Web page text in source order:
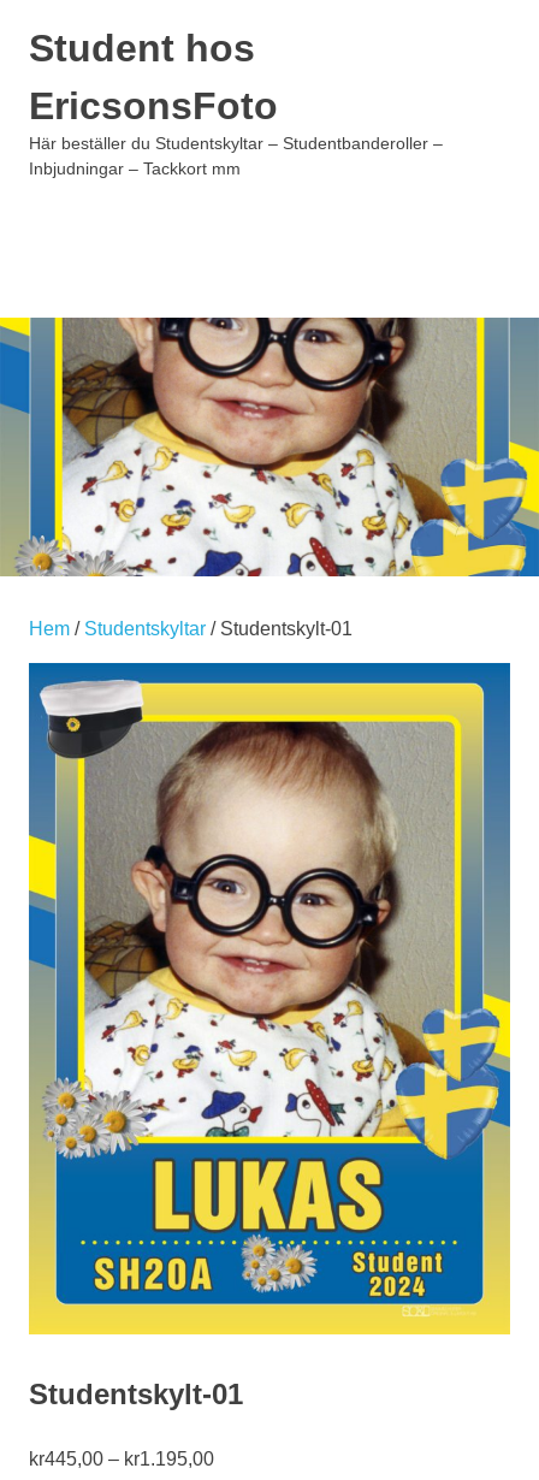
Student hos
EricsonsFoto
Här beställer du Studentskyltar – Studentbanderoller –
Inbjudningar – Tackkort mm
Hem / Studentskyltar / Studentskylt-01
Studentskylt-01
kr445,00 – kr1.195,00Prisintervall: